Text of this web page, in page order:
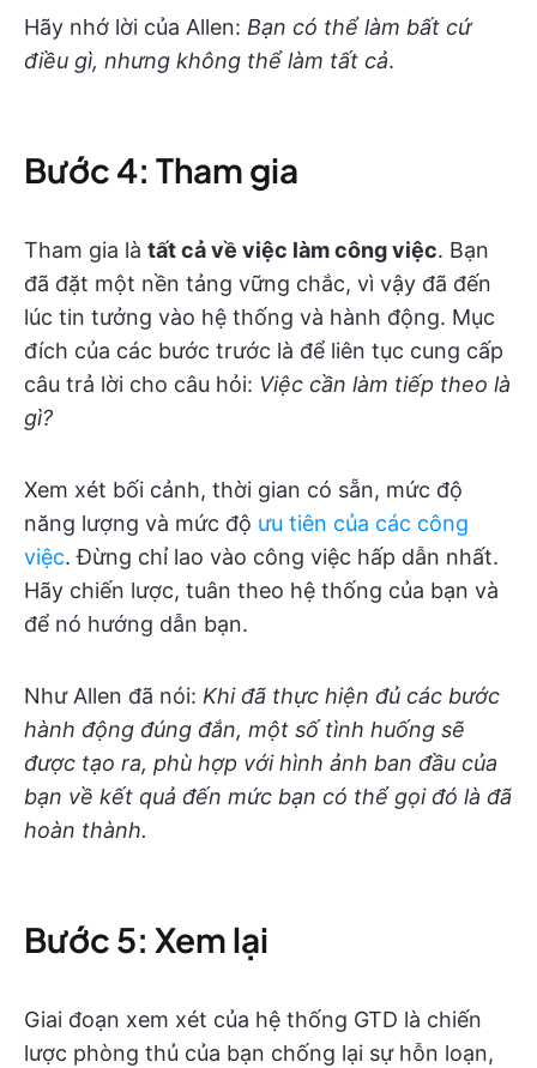
Hãy nhớ lời của Allen: Bạn có thể làm bất cứ
điều gì, nhưng không thể làm tất cả.
Bước 4: Tham gia
Tham gia là tất cả về việc làm công việc. Bạn
đã đặt một nền tảng vững chắc, vì vậy đã đến
lúc tin tưởng vào hệ thống và hành động. Mục
đích của các bước trước là để liên tục cung cấp
câu trả lời cho câu hỏi: Việc cần làm tiếp theo là
gì?
Xem xét bối cảnh, thời gian có sẵn, mức độ
năng lượng và mức độ ưu tiên của các công
việc. Đừng chỉ lao vào công việc hấp dẫn nhất.
Hãy chiến lược, tuân theo hệ thống của bạn và
để nó hướng dẫn bạn.
Như Allen đã nói: Khi đã thực hiện đủ các bước
hành động đúng đắn, một số tình huống sẽ
được tạo ra, phù hợp với hình ảnh ban đầu của
bạn về kết quả đến mức bạn có thể gọi đó là đã
hoàn thành.
Bước 5: Xem lại
Giai đoạn xem xét của hệ thống GTD là chiến
lược phòng thủ của bạn chống lại sự hỗn loạn,